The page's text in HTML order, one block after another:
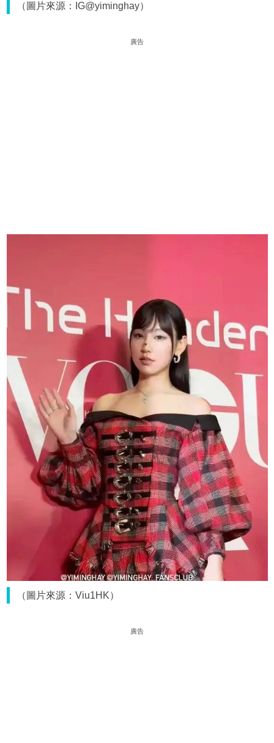
（圖片來源：IG@yiminghay）
廣告
（圖片來源：Viu1HK）
廣告